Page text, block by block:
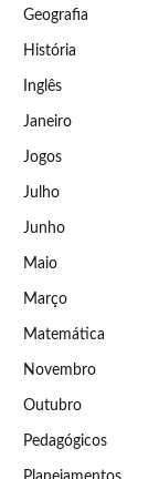
Geografia
História
Inglês
Janeiro
Jogos
Julho
Junho
Maio
Março
Matemática
Novembro
Outubro
Pedagógicos